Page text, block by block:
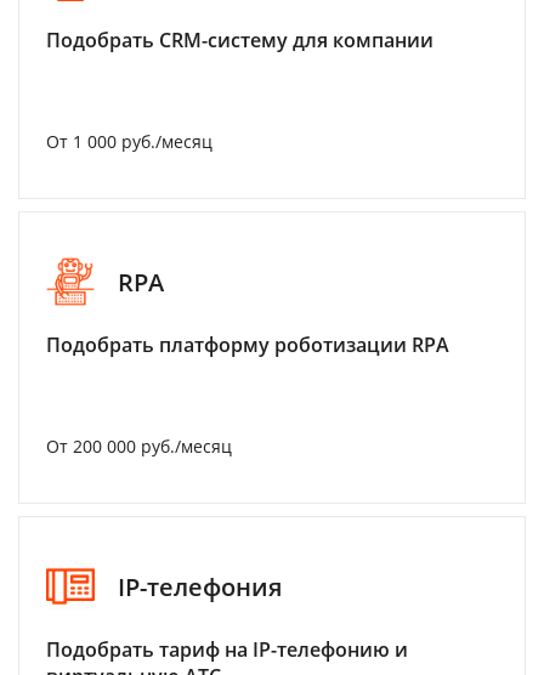
Подобрать CRM-систему для компании
От 1 000 руб./месяц
RPA
Подобрать платформу роботизации RPA
От 200 000 руб./месяц
IP-телефония
Подобрать тариф на IP-телефонию и